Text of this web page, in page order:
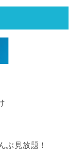
ぶ見放題！